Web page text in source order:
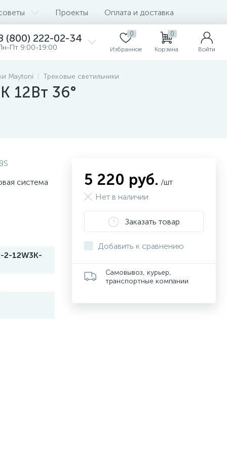
Проекты Оплата и доставка
(800) 222-02-34
Пт 9:00-19:00
0
Избранное
0
Корзина Войти
Maytoni Трековые светильники
12Вт 36°
система
2-12W3K-
5 220 руб. /шт
Нет в наличии
Заказать товар
Добавить к сравнению
Самовывоз, курьер,
транспортные компании